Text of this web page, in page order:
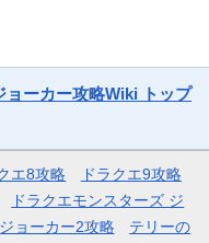
ョーカー攻略Wiki トップ
エ8攻略
ドラクエ9攻略
ドラクエモンスターズ ジ
ョーカー2攻略
テリーの